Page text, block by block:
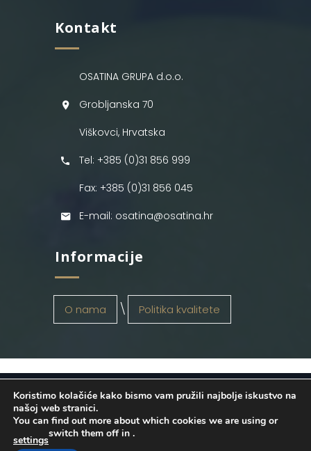
Kontakt
OSATINA GRUPA d.o.o.
Grobljanska 70
Viškovci, Hrvatska
Tel: +385 (0)31 856 999
Fax: +385 (0)31 856 045
E-mail: osatina@osatina.hr
Informacije
O nama Politika kvalitete
OSATINA GRUPA d.o.o. 2026
. Configured
byINFOS Osijek. Sva prava pridržana.
Koristimo kolačiće kako bismo vam pružili najbolje iskustvo na
našoj web stranici.
You can find out more about which cookies we are using or
switch them off in
settings
.